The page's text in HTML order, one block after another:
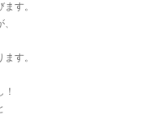
す。
す。